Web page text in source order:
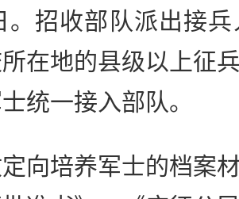
。招收部队派出接
在地的县级以上征
统一接入部队。
培养军士的档案材